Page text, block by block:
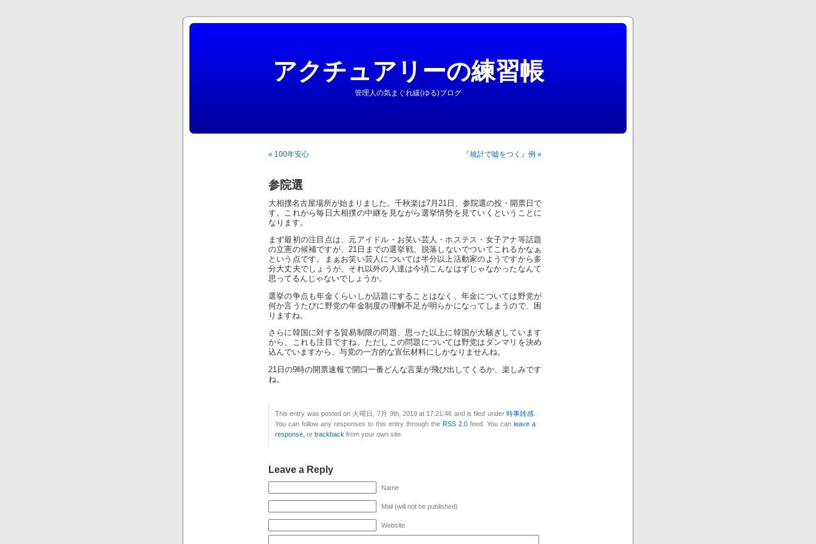
アクチュアリーの練習帳
管理人の気まぐれ緩(ゆる)ブログ
« 100年安心 『統計で嘘をつく』例 »
参院選
大相撲名古屋場所が始まりました。千秋楽は7月21日、参院選の投・開票日で
す。これから毎日大相撲の中継を見ながら選挙情勢を見ていくということに
なります。
まず最初の注目点は、元アイドル・お笑い芸人・ホステス・女子アナ等話題
の立憲の候補ですが、21日までの選挙戦、脱落しないでついてこれるかなぁ
という点です。まぁお笑い芸人については半分以上活動家のようですから多
分大丈夫でしょうが、それ以外の人達は今頃こんなはずじゃなかったなんて
思ってるんじゃないでしょうか。
選挙の争点も年金くらいしか話題にすることはなく、年金については野党が
何か言うたびに野党の年金制度の理解不足が明らかになってしまうので、困
りますね。
さらに韓国に対する貿易制限の問題、思った以上に韓国が大騒ぎしています
から、これも注目ですね。ただしこの問題については野党はダンマリを決め
込んでいますから、与党の一方的な宣伝材料にしかなりませんね。
21日の9時の開票速報で開口一番どんな言葉が飛び出してくるか、楽しみです
ね。
This entry was posted on 火曜日, 7月 9th, 2019 at 17:21:46 and is filed under 時事雑感
You can follow any responses to this entry through the RSS 2.0 feed. You can leave a
response , or trackback from your own site.
Leave a Reply
Name
Mail (will not be published)
Website